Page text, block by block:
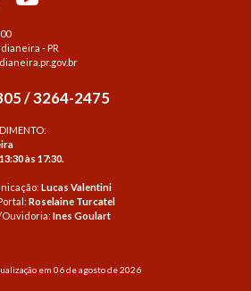
- PR
/ 3264-2475
às 17:30.
Lucas Valentini
Roselaine Turcatel
Ouvidoria:Ines Goulart
em 06 de agosto de 2026